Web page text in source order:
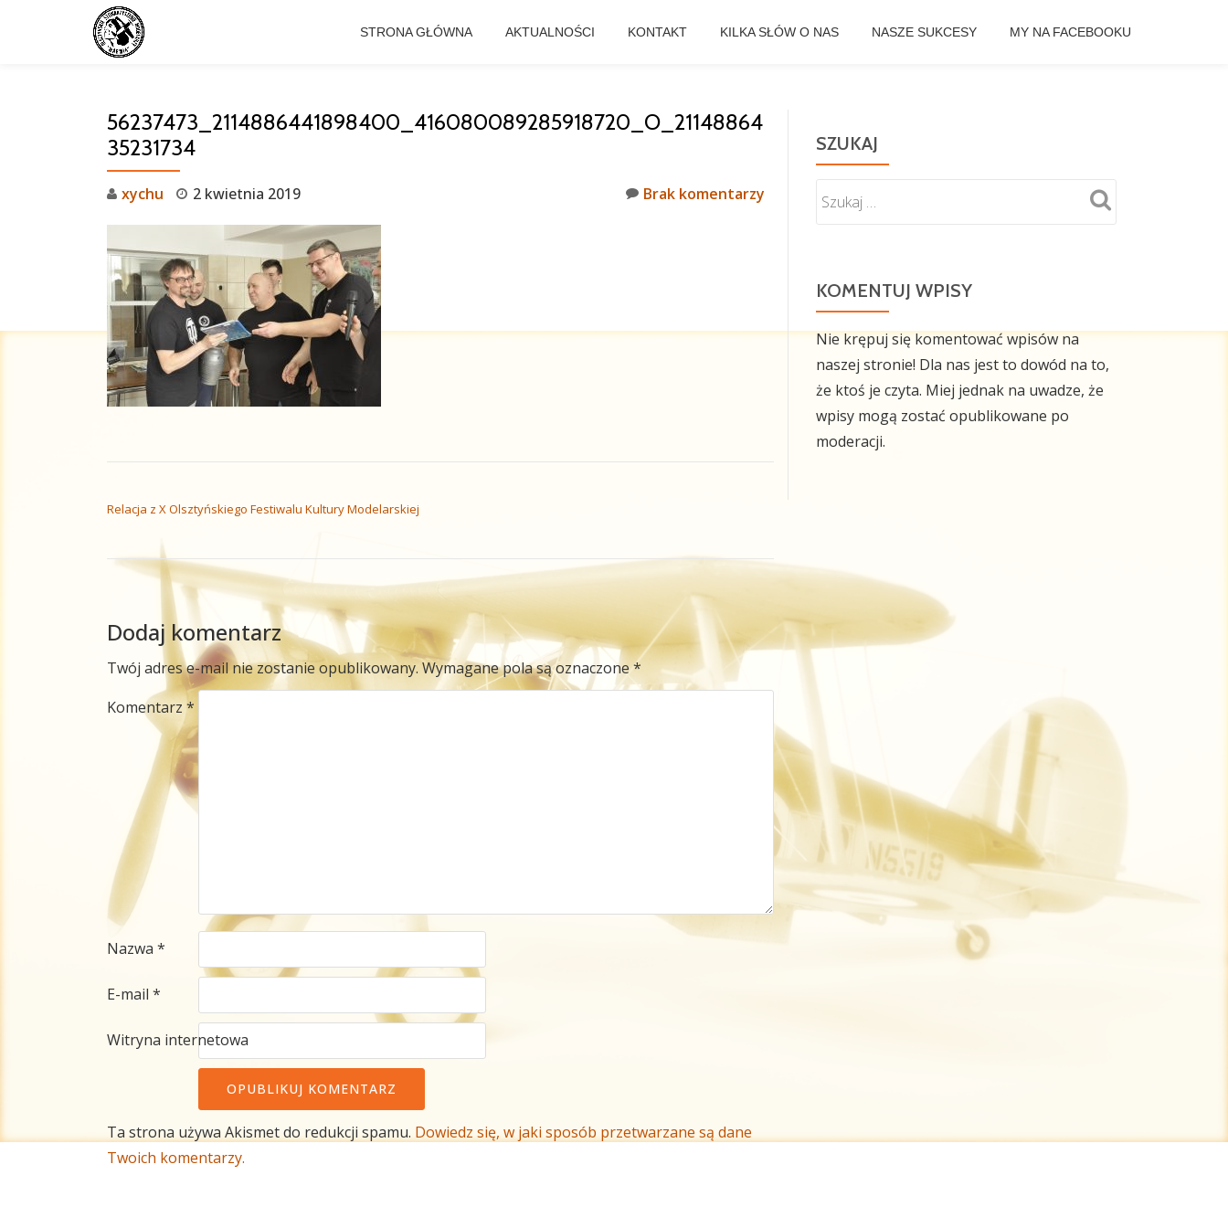
STRONA GŁÓWNA AKTUALNOŚCI KONTAKT KILKA SŁÓW O NAS NASZE SUKCESY MY NA FACEBOOKU
56237473_2114886441898400_416080089285918720_O_21148864
35231734
xychu 2 kwietnia 2019 Brak komentarzy
Relacja z X Olsztyńskiego Festiwalu Kultury Modelarskiej
Dodaj komentarz
Twój adres e-mail nie zostanie opublikowany.Wymagane pola są oznaczone*
Komentarz *
Nazwa *
E-mail *
Witryna internetowa
Ta strona używa Akismet do redukcji spamu. Dowiedz się, w jaki sposób przetwarzane są dane
Twoich komentarzy.
SZUKAJ
KOMENTUJ WPISY
Nie krępuj się komentować wpisów na
naszej stronie! Dla nas jest to dowód na to,
że ktoś je czyta. Miej jednak na uwadze, że
wpisy mogą zostać opublikowane po
moderacji.